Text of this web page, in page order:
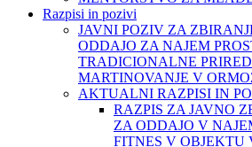
Razpisi in pozivi
JAVNI POZIV ZA
ODDAJO ZA NAJEM
TRADICIONALNE
MARTINOVANJE V
AKTUALNI RAZPISI IN
RAZPIS ZA JAVNO
ZA ODDAJO V
FITNES V